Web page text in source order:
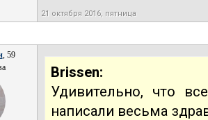
21 октября 2016, пятница
, 59
Brissen:
Удивительно, что
написали весьма